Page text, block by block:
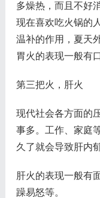
多燥热，而且不好
现在喜欢吃火锅的
温补的作用，夏天
胃火的表现一般有
第三把火，肝火
现代社会各方面的
事多。工作、家庭
久了就会导致肝内
肝火的表现一般有
躁易怒等。